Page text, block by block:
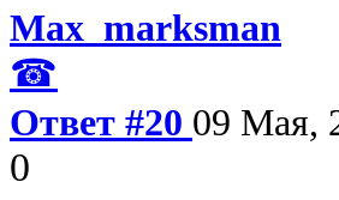
Max_marksman
☎
Ответ #20 09 Мая,
0